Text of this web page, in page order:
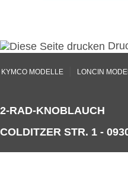
KYMCO MODELLE LONCIN
2-RAD-KNOBLAUCH
COLDITZER STR. 1 -